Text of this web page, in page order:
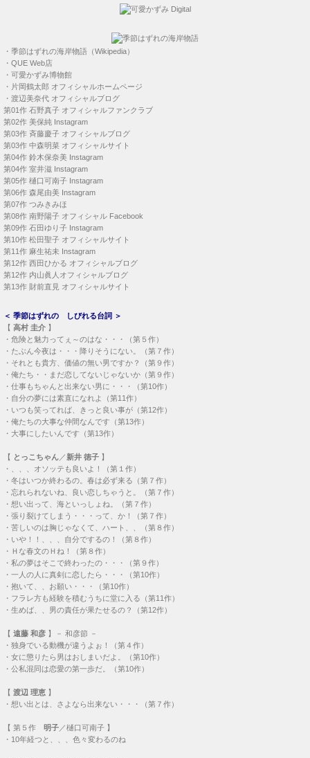
・ 季節はずれの海岸物語（Wikipedia）
・ QUE Web店
・ 可愛かずみ博物館
・ 片岡鶴太郎 オフィシャルホームページ
・ 渡辺美奈代 オフィシャルブログ
第01作 石野真子 オフィシャルファンクラブ
第02作 美保純 Instagram
第03作 斉藤慶子 オフィシャルブログ
第03作 中森明菜 オフィシャルサイト
第04作 鈴木保奈美 Instagram
第04作 室井滋 Instagram
第05作 樋口可南子 Instagram
第06作 森尾由美 Instagram
第07作 つみきみほ
第08作 南野陽子 オフィシャル Facebook
第09作 石田ゆり子 Instagram
第10作 松田聖子 オフィシャルサイト
第11作 麻生祐未 Instagram
第12作 西田ひかる オフィシャルブログ
第12作 内山眞人オフィシャルブログ
第13作 財前直見 オフィシャルサイト
＜ 季節はずれの しびれる台詞 ＞
【 高村 圭介 】
・ 危険と魅力ってぇ～のはな・・・（第５作）
・ たぶん今夜は・・・降りそうにない。（第７作）
・ それとも貴方、価値の無い男ですか？（第９作）
・ 俺たち・・まだ恋してないじゃないか（第９作）
・ 仕事もちゃんと出来ない男に・・・（第10作）
・ 自分の夢には素直になれよ（第11作）
・ いつも笑ってれば、きっと良い事が（第12作）
・ 俺たちの大事な仲間なんです（第13作）
・ 大事にしたいんです（第13作）
【 とっこちゃん ／新井 徳子 】
・
、、、オソッテも良いよ！（第１作）
・ 冬はいつか終わるの。春は必ず来る（第７作）
・ 忘れられないね、良い恋しちゃうと。（第７作）
・ 想い出って、海といっしょね。（第７作）
・ 張り裂けてしまう・・・って、か！（第７作）
・ 苦しいのは胸じゃなくて、ハート、、（第８作）
・ いや！！、、、自分でするの！（第８作）
・ Ｈな春文のＨね！（第８作）
・ 私の夢はそこで終わったの・・・（第９作）
・ 一人の人に真剣に恋したら・・・（第10作）
・ 抱いて、、お願い・・・（第10作）
・ フラレ方も経験を積むうちに堂に入る（第11作）
・ 生めば、、男の責任が果たせるの？（第12作）
【 遠藤 和彦 】－ 和彦節 －
・ 独身でいる動機が違うよぉ！（第４作）
・ 女に懲りたら男はおしまいだよ。（第10作）
・ 公私混同は恋愛の第一歩だ。（第10作）
【 渡辺 理恵 】
・ 想い出とは、さよなら出来ない・・・（第７作）
【 第５作 明子 ／樋口可南子 】
・ 10年経つと、、、色々変わるのね